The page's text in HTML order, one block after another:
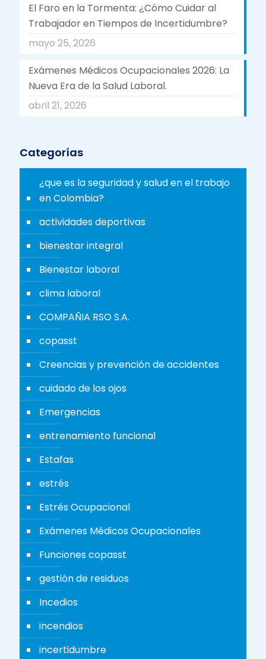
El Faro en la Tormenta: ¿Cómo Cuidar al
Trabajador en Tiempos de Incertidumbre?
mayo 25, 2026
Exámenes Médicos Ocupacionales 2026: La
Nueva Era de la Salud Laboral.
abril 21, 2026
Categorías
¿que es la seguridad y salud en el trabajo
en Colombia?
actividades deportivas
bienestar integral
Bienestar laboral
clima laboral
COMPAÑIA RSO S.A.
copasst
Creencias y prevención de accidentes
cuidado de los ojos
Emergencias
entrenamiento funcional
Estafas
estrés
Estrés Ocupacional
Exámenes Médicos Ocupacionales
Funciones copasst
gestión de residuos
Incedios
incendios
incertidumbre